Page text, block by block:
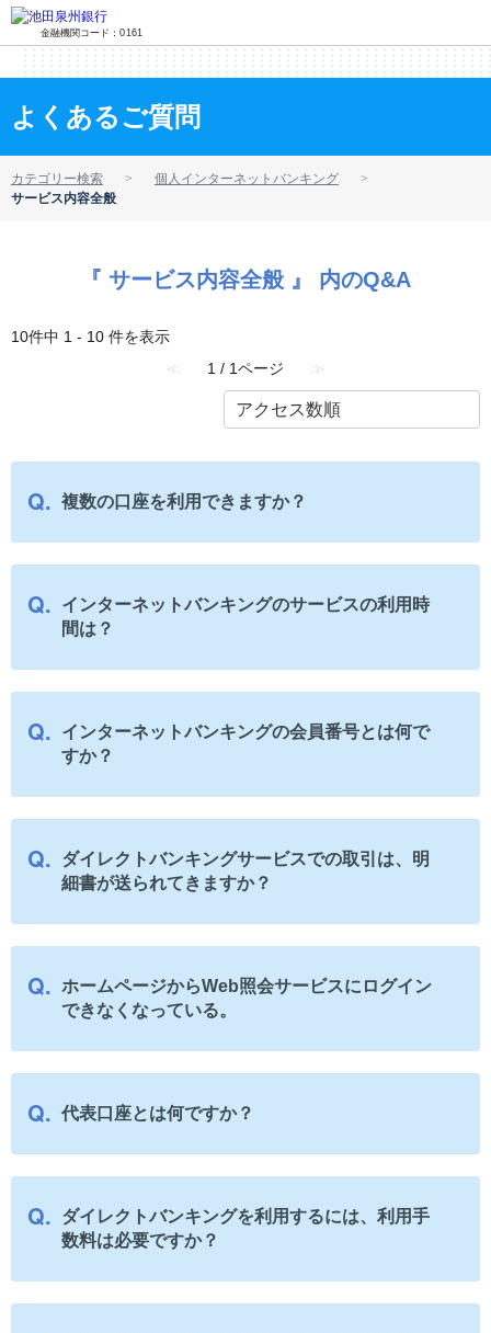
金融機関コード：0161
よくあるご質問
カテゴリー検索
個人インターネットバンキング
サービス内容全般
『 サービス内容全般 』 内のQ&A
10件中 1 - 10 件を表示
≪
1 / 1ページ ≫
複数の口座を利用できますか？
インターネットバンキングのサービスの利用時
間は？
インターネットバンキングの会員番号とは何で
すか？
ダイレクトバンキングサービスでの取引は、明
細書が送られてきますか？
ホームページからWeb照会サービスにログイン
できなくなっている。
代表口座とは何ですか？
ダイレクトバンキングを利用するには、利用手
数料は必要ですか？